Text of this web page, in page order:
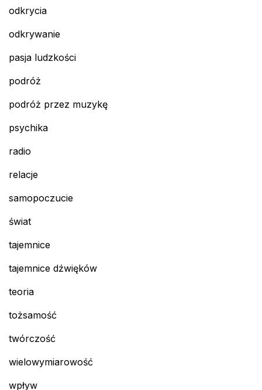
odkrycia
odkrywanie
pasja ludzkości
podróż
podróż przez muzykę
psychika
radio
relacje
samopoczucie
świat
tajemnice
tajemnice dźwięków
teoria
tożsamość
twórczość
wielowymiarowość
wpływ